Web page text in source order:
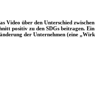
Video über den Unterschied
positiv zu den SDGs beitragen.
der Unternehmen (eine